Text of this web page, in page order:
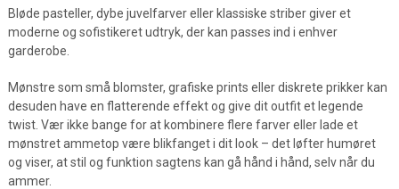
Bløde pasteller, dybe juvelfarver eller klassiske striber giver et
moderne og sofistikeret udtryk, der kan passes ind i enhver
garderobe.
Mønstre som små blomster, grafiske prints eller diskrete prikker kan
desuden have en flatterende effekt og give dit outfit et legende
twist. Vær ikke bange for at kombinere flere farver eller lade et
mønstret ammetop være blikfanget i dit look – det løfter humøret
og viser, at stil og funktion sagtens kan gå hånd i hånd, selv når du
ammer.